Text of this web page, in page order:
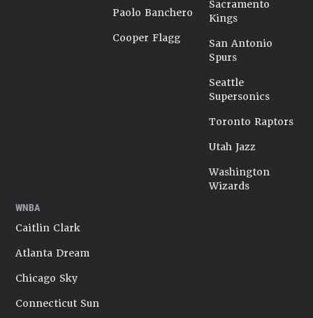
Paolo Banchero
Cooper Flagg
Sacramento
Kings
San Antonio
Spurs
Seattle
Supersonics
Toronto Raptors
Utah Jazz
Washington
Wizards
WNBA
Caitlin Clark
Atlanta Dream
Chicago Sky
Connecticut Sun